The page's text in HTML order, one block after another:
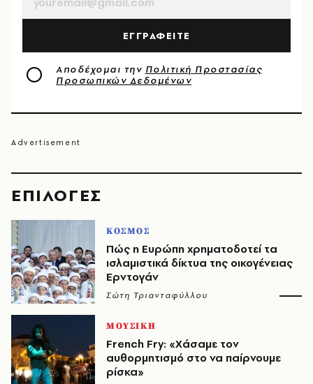
EΠΙΛΟΓΈΣ
ΚΟΣΜΟΣ
Πώς η Ευρώπη χρηματοδοτεί τα
ισλαμιστικά δίκτυα της οικογένειας
Ερντογάν
Σώτη Τριανταφύλλου
ΜΟΥΣΙΚΗ
French Fry: «Χάσαμε τον
αυθορμητισμό στο να παίρνουμε
ρίσκα»
ΕΓΓΡΑΦΕΙΤΕ
Αποδέχομαι την Πολιτική Προστασίας
Προσωπικών Δεδομένων